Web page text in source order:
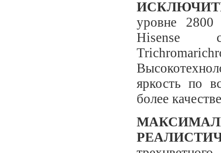
уровне 2800
Hisense с
яркость по
более